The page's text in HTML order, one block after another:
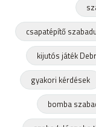
csapatépítő
kijutós játék
gyakori kérdések
bomba